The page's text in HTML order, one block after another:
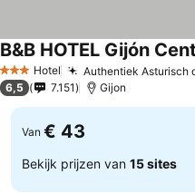
3 SterrenHotel Authentiek Asturisch
B&B HOTEL Gijón
6,5 7.151 Gijon
Van € 43
Bekijk prijzen van 15 sites